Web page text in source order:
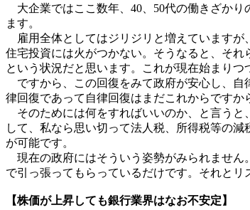
大企業ではここ数年、40、50代の働きざかり
ます。
雇用全体としてはジリジリと増えていますが
住宅投資には火がつかない。そうなると、そ
という状況だと思います。これが現在始まりつ
ですから、この回復をみて政府が安心し、自
律回復であって自律回復はまだこれからです
そのためには何をすればいいのか、と言うと
して、私なら思い切って法人税、所得税等の
が可能です。
現在の政府にはそういう姿勢がみられません
で引っ張ってもらっているだけです。それとリ
【株価が上昇しても銀行業界はなお不安定】